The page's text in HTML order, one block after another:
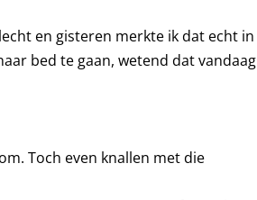
en gisteren merkte ik dat echt in
bed te gaan, wetend dat vandaag
Toch even knallen met die